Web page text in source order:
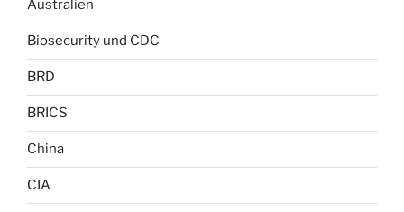
Australien
Biosecurity und CDC
BRD
BRICS
China
CIA